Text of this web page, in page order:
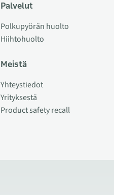
Palvelut
Polkupyörän huolto
Hiihtohuolto
Meistä
Yhteystiedot
Yrityksestä
Product safety recall